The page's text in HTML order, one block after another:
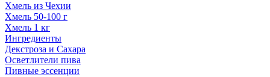
Хмель из Чехии
Хмель 50-100 г
Хмель 1 кг
Ингредиенты
Декстроза и Сахара
Осветлители пива
Пивные эссенции